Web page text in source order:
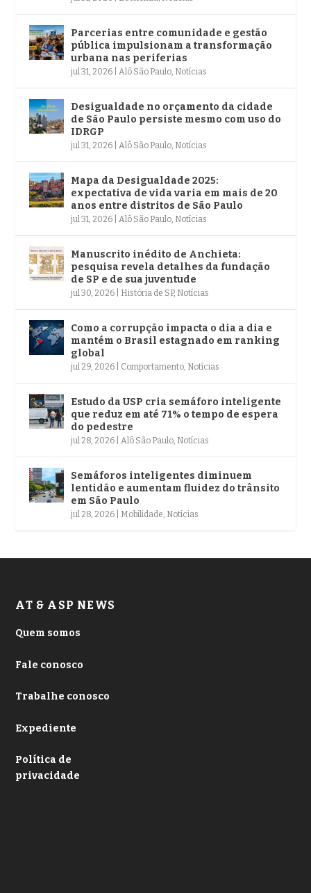
Parcerias entre comunidade e gestão
pública impulsionam a transformação
urbana nas periferias
jul 31, 2026 |Alô São Paulo, Notícias
Desigualdade no orçamento da cidade
de São Paulo persiste mesmo com uso do
IDRGP
jul 31, 2026 |Alô São Paulo, Notícias
Mapa da Desigualdade 2025:
expectativa de vida varia em mais de 20
anos entre distritos de São Paulo
jul 31, 2026 |Alô São Paulo, Notícias
Manuscrito inédito de Anchieta:
pesquisa revela detalhes da fundação
de SP e de sua juventude
jul 30, 2026 História de SP, Notícias
Como a corrupção impacta o dia a dia e
mantém o Brasil estagnado em ranking
global
jul 29, 2026 Comportamento, Notícias
Estudo da USP cria semáforo inteligente
que reduz em até 71% o tempo de espera
do pedestre
jul 28, 2026 |Alô São Paulo, Notícias
Semáforos inteligentes diminuem
lentidão e aumentam fluidez do trânsito
em São Paulo
jul 28, 2026 Mobilidade, Notícias
AT & ASP NEWS
Quem somos
Fale conosco
Trabalhe conosco
Expediente
Política de
privacidade